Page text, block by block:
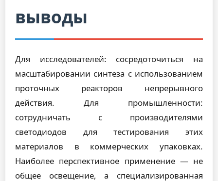
выводы
Для исследователей: сосредоточиться на
масштабировании синтеза с использованием
проточных реакторов непрерывного
действия. Для промышленности:
сотрудничать с производителями
светодиодов для тестирования этих
материалов в коммерческих упаковках.
Наиболее перспективное применение — не
общее освещение, а специализированная